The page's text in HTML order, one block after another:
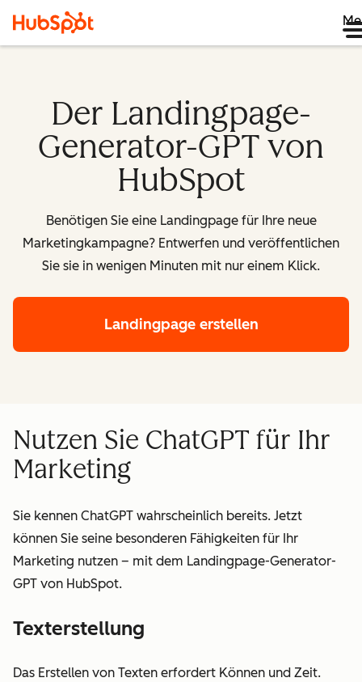
Der Landingpage-
Generator-GPT von
HubSpot
Benötigen Sie eine Landingpage für Ihre neue
Marketingkampagne? Entwerfen und veröffentlichen
Sie sie in wenigen Minuten mit nur einem Klick.
Landingpage erstellen
Nutzen Sie ChatGPT für Ihr
Marketing
Sie kennen ChatGPT wahrscheinlich bereits. Jetzt
können Sie seine besonderen Fähigkeiten für Ihr
Marketing nutzen – mit dem Landingpage-Generator-
GPT von HubSpot.
Texterstellung
Das Erstellen von Texten erfordert Können und Zeit.